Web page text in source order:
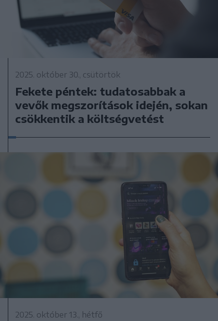
2025. október 30., csütörtök
Fekete péntek: tudatosabbak a
vevők megszorítások idején, sokan
csökkentik a költségvetést
2025. október 13., hétfő